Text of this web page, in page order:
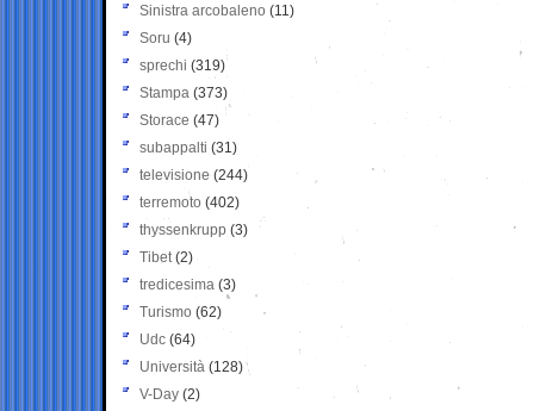
Sinistra arcobaleno (11)
Soru (4)
sprechi (319)
Stampa (373)
Storace (47)
subappalti (31)
televisione(244)
terremoto (402)
thyssenkrupp (3)
Tibet(2)
tredicesima (3)
Turismo (62)
Udc (64)
Università (128)
V-Day (2)